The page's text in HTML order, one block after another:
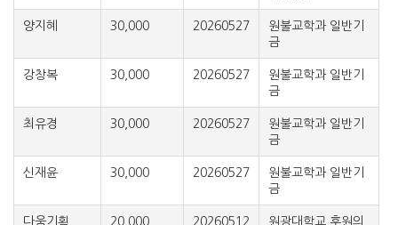
양지혜 30,000 20260527
원불교학과 일반기
금
강창복 30,000 20260527
원불교학과 일반기
금
최유경 30,000 20260527
원불교학과 일반기
금
신재윤 30,000 20260527
원불교학과 일반기
금
다움기획 20,000 20260512 원광대학교 후원의